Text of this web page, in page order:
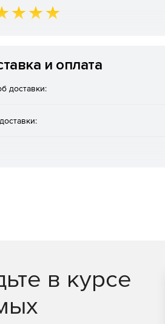
точках и дополнительные
выстраивает более плотный контур
могут раньше замечать
функции для
и оплата
доставки:
в курсе